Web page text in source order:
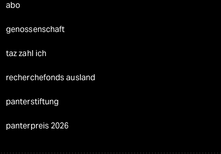
abo
genossenschaft
taz zahl ich
recherchefonds ausland
panterstiftung
panterpreis 2026